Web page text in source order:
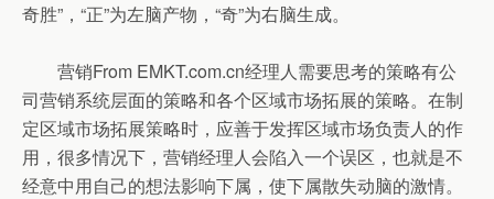
奇胜”，“正”为左脑产物，“奇”为右脑生成。
营销From EMKT.com.cn经理人需要思考的策略有公
司营销系统层面的策略和各个区域市场拓展的策略。在制
定区域市场拓展策略时，应善于发挥区域市场负责人的作
用，很多情况下，营销经理人会陷入一个误区，也就是不
经意中用自己的想法影响下属，使下属散失动脑的激情。